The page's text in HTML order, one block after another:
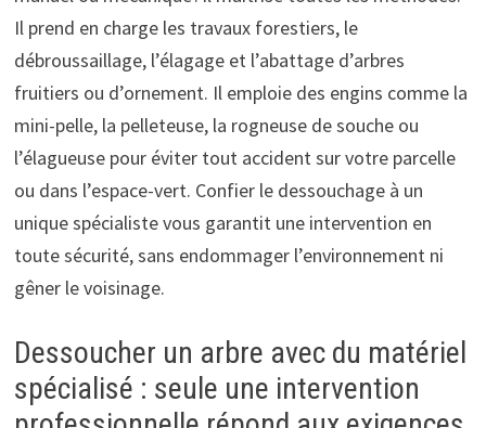
Il prend en charge les travaux forestiers, le
débroussaillage, l’élagage et l’abattage d’arbres
fruitiers ou d’ornement. Il emploie des engins comme la
mini-pelle, la pelleteuse, la rog­neuse de souche ou
l’élagueuse pour éviter tout accident sur votre parcelle
ou dans l’espace-vert. Confier le dessouchage à un
unique spécialiste vous garantit une intervention en
toute sécurité, sans endommager l’environnement ni
gêner le voisinage.
Dessoucher un arbre avec du matériel
spécialisé : seule une intervention